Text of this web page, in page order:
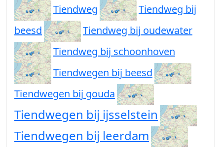
Tiendweg
Tiendweg bij
beesd
Tiendweg bij oudewater
Tiendweg bij schoonhoven
Tiendwegen bij beesd
Tiendwegen bij gouda
Tiendwegen bij ijsselstein
Tiendwegen bij leerdam